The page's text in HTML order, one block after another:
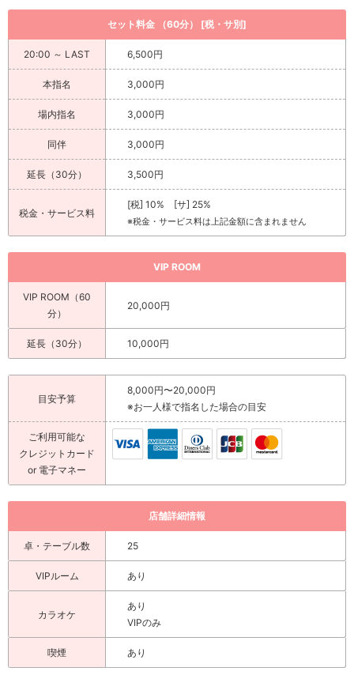
セット料金 （60分） [税・サ別]
20:00 ～ LAST 6,500円
本指名 3,000円
場内指名 3,000円
同伴 3,000円
延長（30分） 3,500円
税金・サービス料
[税] 10% [サ] 25%
※税金・サービス料は上記金額に含まれません
VIP ROOM
VIP ROOM（60
分）
20,000円
延長（30分） 10,000円
目安予算
8,000円〜20,000円
※お一人様で指名した場合の目安
ご利用可能な
クレジットカード
or 電子マネー
店舗詳細情報
卓・テーブル数 25
VIPルーム あり
カラオケ
あり
VIPのみ
喫煙 あり